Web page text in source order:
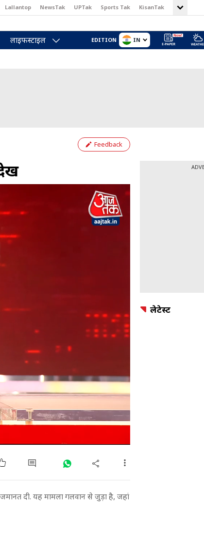
Lallantop NewsTak UPTak Sports Tak KisanTak
लाइफस्टाइल EDITION IN
Feedback
दी. यह मामला गलवान से जुड़ा है, जहां
लेटेस्ट